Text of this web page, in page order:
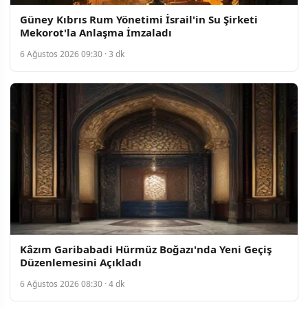
Güney Kıbrıs Rum Yönetimi İsrail'in Su Şirketi
Mekorot'la Anlaşma İmzaladı
6 Ağustos 2026 09:30 · 3 dk
Kâzım Garibabadi Hürmüz Boğazı'nda Yeni Geçiş
Düzenlemesini Açıkladı
6 Ağustos 2026 08:30 · 4 dk